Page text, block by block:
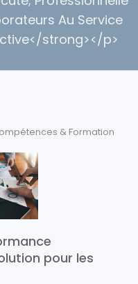
Au Service
strong></p>
& Formation
pour les